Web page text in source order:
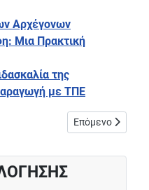
Αρχέγονων
Μια Πρακτική
της
με ΤΠΕ
μας στηρίζει τον συνάνθρωπο!
Επόμενο άρθρο:
Επόμενο